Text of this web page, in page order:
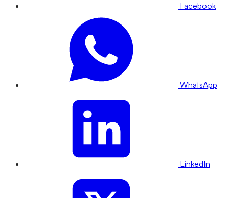
Facebook
WhatsApp
LinkedIn